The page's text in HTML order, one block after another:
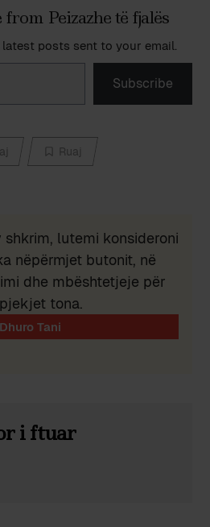
Peizazhe të fjalës
posts sent to your email.
Subscribe
Ruaj
lutemi konsideroni
nëpërmjet butonit, në
dhe mbështetjeje për
tona.
i ftuar